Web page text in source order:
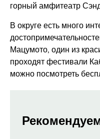
горный амфитеатр
В округе есть много
Мацумото, один из
проходят фестивали
можно посмотреть